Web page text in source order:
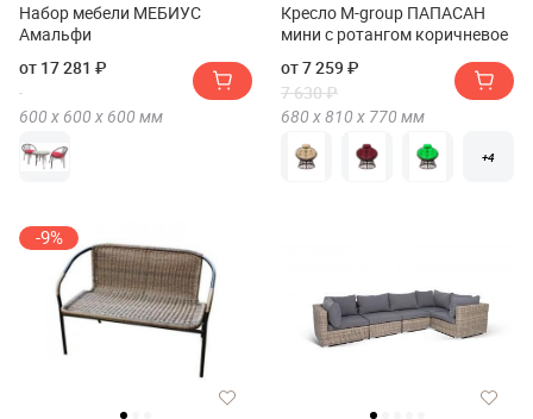
Набор мебели МЕБИУС
Амальфи
от 17 281 ₽
600 х 600 х 600 мм
Кресло M-group ПАПАСАН
мини с ротангом коричневое
от 7 259 ₽
7 630 ₽
680 х810 х 770 мм
+4
-9%